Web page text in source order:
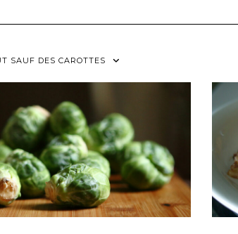
SAUF DES CAROTTES